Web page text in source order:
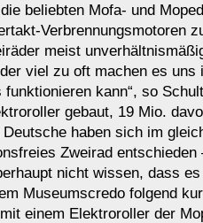
beliebten Mofa- und
Verbrennungsmotoren
meist
viel zu oft machen es uns
kann“, so
gebaut, 19 Mio.
haben sich im
Zweirad entschieden
nicht wissen, dass
Museumscredo folgend
einem Elektroroller der